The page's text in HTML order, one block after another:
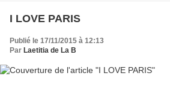
I LOVE PARIS
Publié le 17/11/2015 à 12:13
Par Laetitia de La B